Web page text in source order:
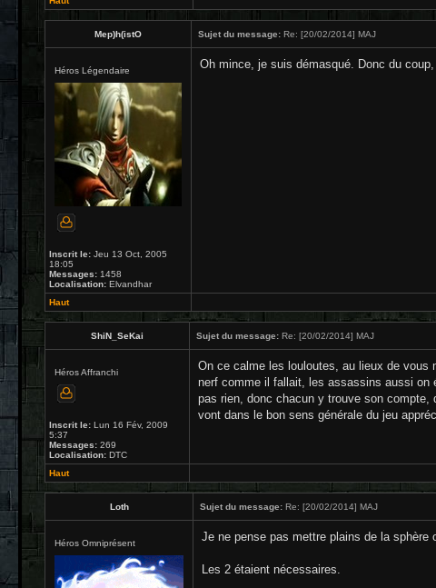
Mep)h(istO Sujet du message: Re: [20/02/2014] MAJ
Héros Légendaire
Inscrit le: Jeu 13 Oct, 2005
18:05
Messages: 1458
Localisation: Elvandhar
Oh mince, je suis démasqué. Donc du
Haut
ShiN_SeKai Sujet du message: Re: [20/02/2014] MAJ
Héros Affranchi
Inscrit le: Lun 16 Fév, 2009
5:37
Messages: 269
Localisation: DTC
On ce calme les louloutes, au lieux de vous
nerf comme il fallait, les assassins aussi on
pas rien, donc chacun y trouve son
vont dans le bon sens générale du jeu
Haut
Loth Sujet du message: Re: [20/02/2014] MAJ
Héros Omniprésent Je ne pense pas mettre plains de la
Les 2 étaient nécessaires.